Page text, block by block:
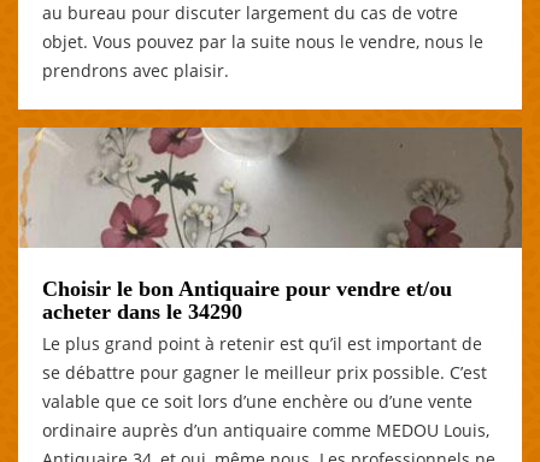
au bureau pour discuter largement du cas de votre
objet. Vous pouvez par la suite nous le vendre, nous le
prendrons avec plaisir.
Choisir le bon Antiquaire pour vendre et/ou
acheter dans le 34290
Le plus grand point à retenir est qu’il est important de
se débattre pour gagner le meilleur prix possible. C’est
valable que ce soit lors d’une enchère ou d’une vente
ordinaire auprès d’un antiquaire comme MEDOU Louis,